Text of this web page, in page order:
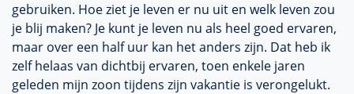
gebruiken. Hoe ziet je leven er nu uit en welk leven zou
je blij maken? Je kunt je leven nu als heel goed ervaren,
maar over een half uur kan het anders zijn. Dat heb ik
zelf helaas van dichtbij ervaren, toen enkele jaren
geleden mijn zoon tijdens zijn vakantie is verongelukt.